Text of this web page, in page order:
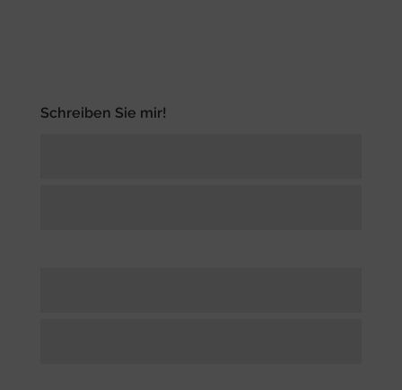
Schreiben Sie mir!